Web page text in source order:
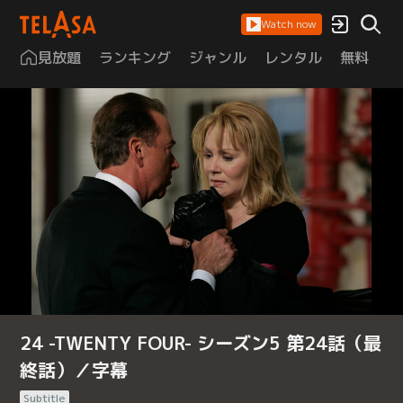
Watch now
見放題 ランキング ジャンル レンタル 無料
24 -TWENTY FOUR- シーズン5 第24話（最
終話）／字幕
Subtitle